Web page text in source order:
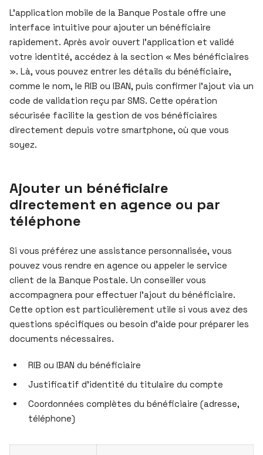
L’application mobile de la Banque Postale offre une
interface intuitive pour ajouter un bénéficiaire
rapidement. Après avoir ouvert l’application et validé
votre identité, accédez à la section « Mes bénéficiaires
». Là, vous pouvez entrer les détails du bénéficiaire,
comme le nom, le RIB ou IBAN, puis confirmer l’ajout via un
code de validation reçu par SMS. Cette opération
sécurisée facilite la gestion de vos bénéficiaires
directement depuis votre smartphone, où que vous
soyez.
Ajouter un bénéficiaire
directement en agence ou par
téléphone
Si vous préférez une assistance personnalisée, vous
pouvez vous rendre en agence ou appeler le service
client de la Banque Postale. Un conseiller vous
accompagnera pour effectuer l’ajout du bénéficiaire.
Cette option est particulièrement utile si vous avez des
questions spécifiques ou besoin d’aide pour préparer les
documents nécessaires.
RIB ou IBAN du bénéficiaire
Justificatif d’identité du titulaire du compte
Coordonnées complètes du bénéficiaire (adresse,
téléphone)